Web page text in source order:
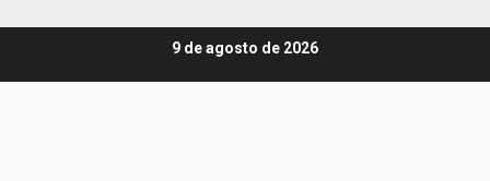
9 de agosto de 2026